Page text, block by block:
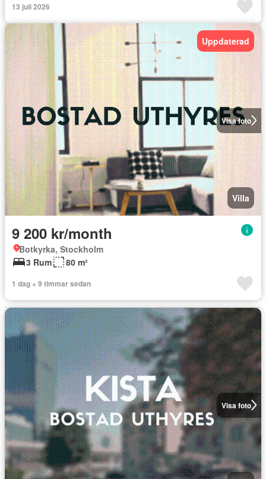
13 juli 2026
Visa foto
Uppdaterad
Villa
9 200 kr/month
Botkyrka, Stockholm
3 Rum
80 m²
1 dag + 9 timmar sedan
Visa foto